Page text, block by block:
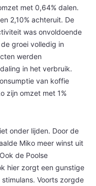
met 0,64% dalen.
2,10% achteruit. De
was onvoldoende
groei volledig in
werden
in het verbruik.
van koffie
zijn omzet met 1%
onder lijden. Door de
Miko meer winst uit
de Poolse
hier zorgt een gunstige
Voorts zorgde